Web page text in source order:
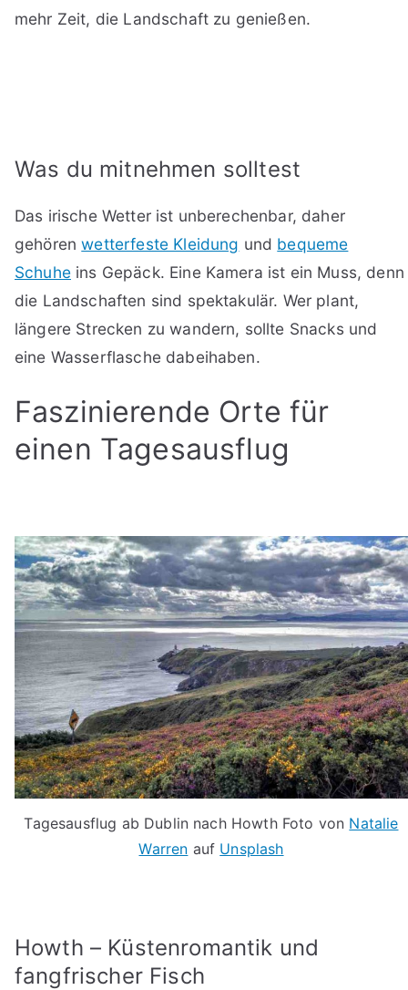
mehr Zeit, die Landschaft zu genießen.
Was du mitnehmen solltest
Das irische Wetter ist unberechenbar, daher
gehörenwetterfeste Kleidung und bequeme
Schuheins Gepäck. Eine Kamera ist ein Muss, denn
die Landschaften sind spektakulär. Wer plant,
längere Strecken zu wandern, sollte Snacks und
eine Wasserflasche dabeihaben.
Faszinierende Orte für
einen Tagesausflug
Tagesausflug ab Dublin nach Howth Foto von Natalie
Warren auf Unsplash
Howth – Küstenromantik und
fangfrischer Fisch